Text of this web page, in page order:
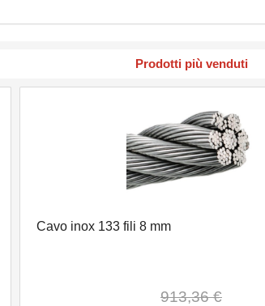
Prodotti più venduti
Cavo inox 133 fili 8 mm
913,36 €